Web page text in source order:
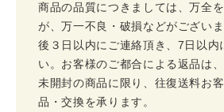
商品の品質につきましては、万全
が、万一不良・破損などがござい
後３日以内にご連絡頂き、7日以内
い。お客様のご都合による返品は
未開封の商品に限り、往復送料お
品・交換を承ります。